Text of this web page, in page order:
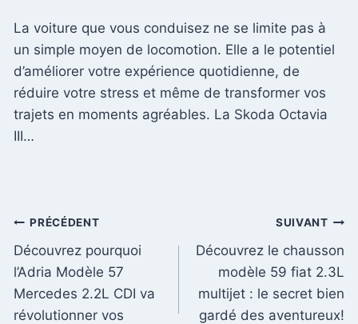
La voiture que vous conduisez ne se limite pas à
un simple moyen de locomotion. Elle a le potentiel
d’améliorer votre expérience quotidienne, de
réduire votre stress et même de transformer vos
trajets en moments agréables. La Skoda Octavia
III…
Navigation
de
l’article
PRÉCÉDENT
Découvrez pourquoi
l’Adria Modèle 57
Mercedes 2.2L CDI va
révolutionner vos
SUIVANT
Découvrez le chausson
modèle 59 fiat 2.3L
multijet : le secret bien
gardé des aventureux!